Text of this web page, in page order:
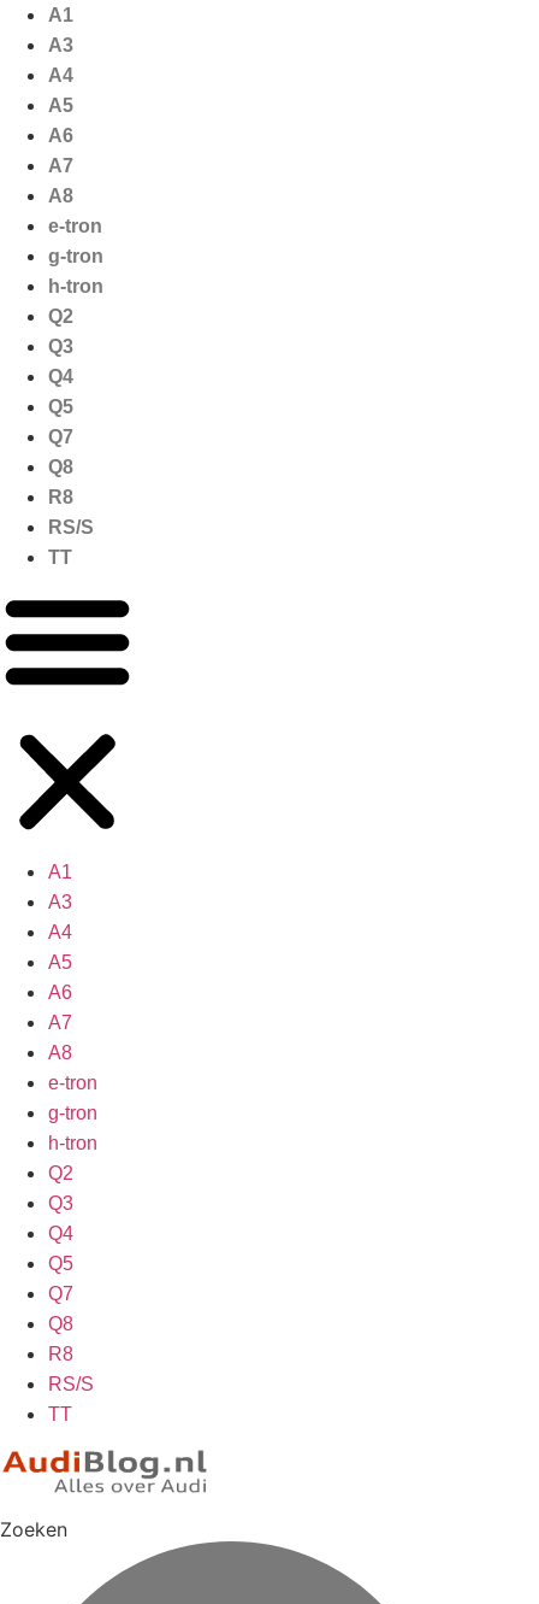
naar
inhoud
A1
A3
A4
A5
A6
A7
A8
e-tron
g-tron
h-tron
Q2
Q3
Q4
Q5
Q7
Q8
R8
RS/S
TT
A1
A3
A4
A5
A6
A7
A8
e-tron
g-tron
h-tron
Q2
Q3
Q4
Q5
Q7
Q8
R8
RS/S
TT
Zoeken